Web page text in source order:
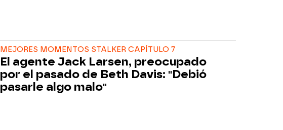
MEJORES MOMENTOS STALKER CAPÍTULO 7
El agente Jack Larsen, preocupado
por el pasado de Beth Davis: "Debió
pasarle algo malo"